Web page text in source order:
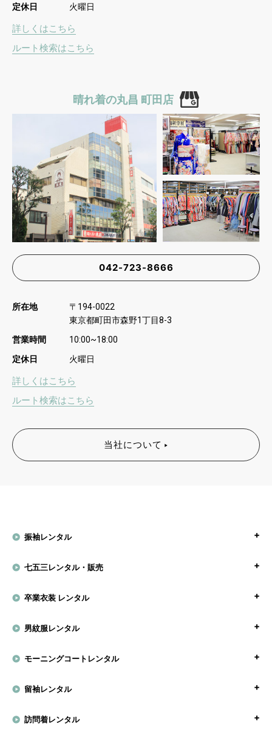
定休日 火曜日
詳しくはこちら
ルート検索はこちら
晴れ着の丸昌 町田店
042-723-8666
所在地 〒 194-0022
東京都町田市森野1丁目8-3
営業時間 10:00~18:00
定休日 火曜日
詳しくはこちら
ルート検索はこちら
当社について
振袖レンタル
七五三レンタル・販売
卒業衣装 レンタル
男紋服レンタル
モーニングコートレンタル
留袖レンタル
訪問着レンタル